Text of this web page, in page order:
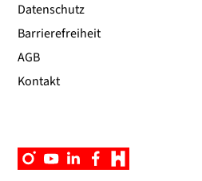
Datenschutz
Barrierefreiheit
AGB
Kontakt
Instagram
YouTubeLinkedinFacebookCampus
App